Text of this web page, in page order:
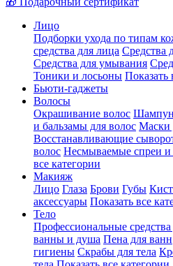
Лицо
Подборки ухода по типам
средства для лица Средства
Средства для умывания
Тоники и лосьоны Показать
Бьюти-гаджеты
Волосы
Окрашивание волос
и бальзамы для волос Маски
Восстанавливающие
волос Несмываемые спреи и
все категории
Макияж
Лицо Глаза Брови Губы
аксессуары Показать все
Тело
Профессиональные средства
ванны и душа Пена для ванн
гигиены Скрабы для тела